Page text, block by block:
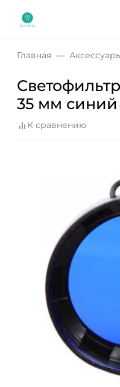
Главная
35 мм синий
К сравнению